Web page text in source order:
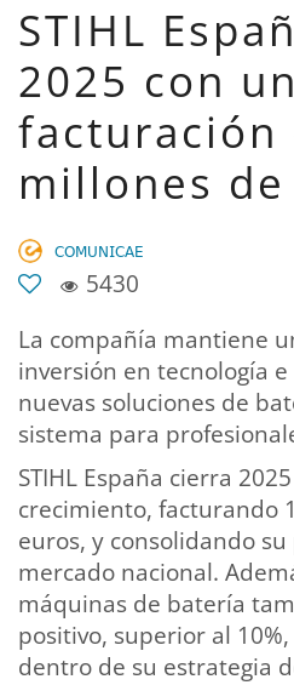
STIHL
2025 con
facturación
millones
𝖢𝖮𝖬𝖴𝖭𝖨𝖢𝖠𝖤
5430
La compañía mantiene
inversión en tecnología
nuevas soluciones de
sistema para
STIHL España cierra
crecimiento, facturando
euros, y consolidando
mercado nacional.
máquinas de batería
positivo, superior al
dentro de su estrategia